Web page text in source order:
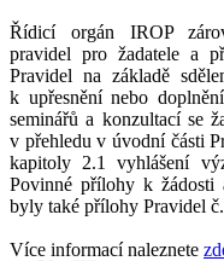
Řídicí orgán IROP
pravidel pro žadatele a
Pravidel na základě
k upřesnění nebo
seminářů a konzultací se
v přehledu v úvodní části
kapitoly 2.1 vyhlášení
Povinné přílohy k žádosti
byly také přílohy Pravidel
Více informací naleznete